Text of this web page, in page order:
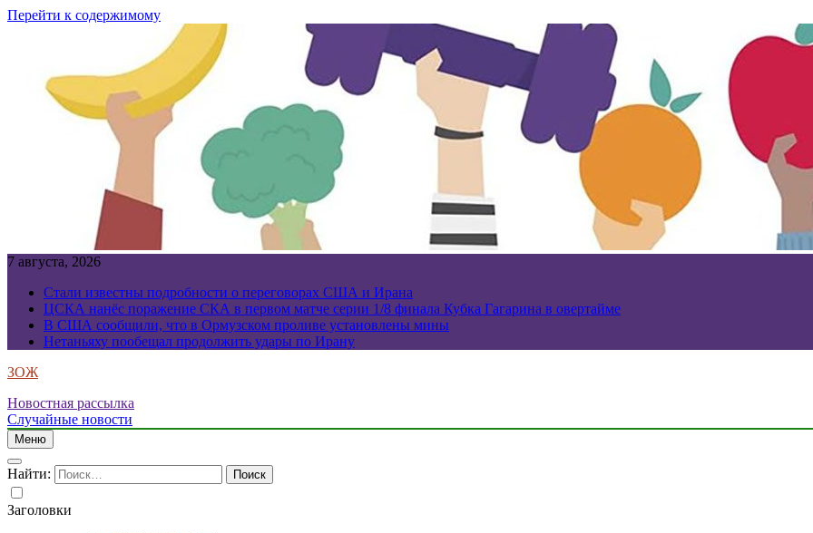
Перейти к содержимому
7 августа, 2026
Стали известны подробности о переговорах США и Ирана
ЦСКА нанёс поражение СКА в первом матче серии 1/8 финала Кубка Гагарина в овертайме
В США сообщили, что в Ормузском проливе установлены мины
Нетаньяху пообещал продолжить удары по Ирану
ЗОЖ
Новостная рассылка
Случайные новости
Меню
Найти:
Заголовки